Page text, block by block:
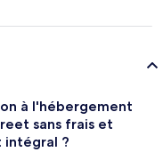
à l'hébergement
sans frais et
intégral ?